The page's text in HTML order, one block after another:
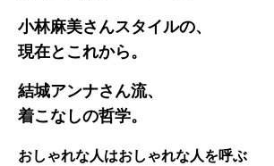
小林麻美さんスタイルの、
現在とこれから。
結城アンナさん流、
着こなしの哲学。
おしゃれな人はおしゃれな人を呼ぶ